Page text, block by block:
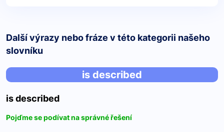
Další výrazy nebo fráze v této kategorii našeho
slovníku
is described
is described
Pojďme se podívat na správné řešení